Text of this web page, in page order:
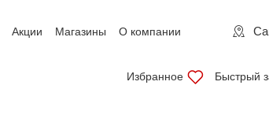
Акции Магазины О компании
Избранное Быстрый